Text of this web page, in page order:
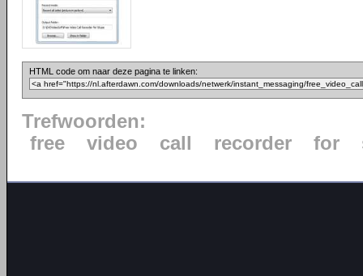
HTML code om naar deze pagina te linken:
Trefwoorden:
free
video call recorder for